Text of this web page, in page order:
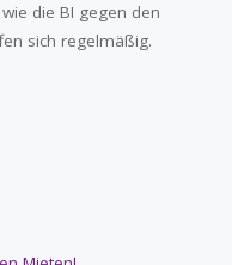
die BI gegen den
sich regelmäßig.